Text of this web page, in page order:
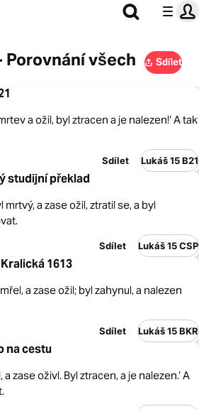
Porovnání všech
Sdílet
a ožil, byl ztracen a je nalezen!‘ A tak
Sdílet Lukáš 15 B21
studijní překlad
a zase ožil, ztratil se, a byl
Sdílet Lukáš 15 CSP
1613
a zase ožil; byl zahynul, a nalezen
Sdílet Lukáš 15 BKR
na cestu
zase oživl. Byl ztracen, a je nalezen.‘ A